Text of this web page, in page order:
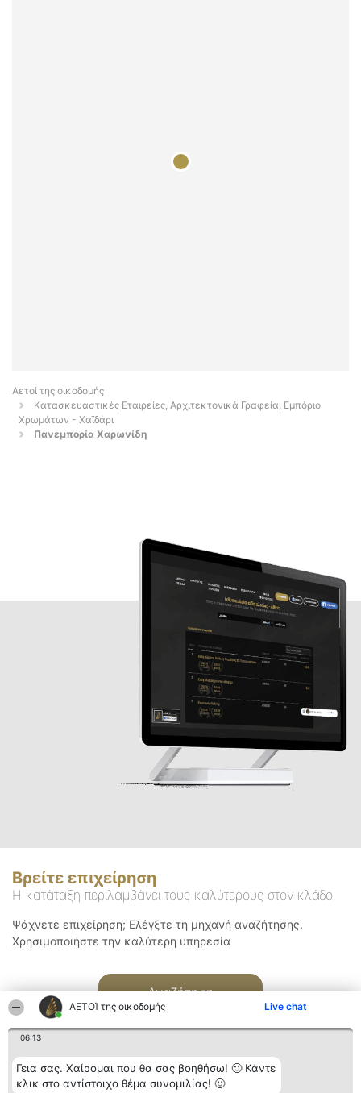
ΑΕΤΟΊ της οικοδομής Live chat
06:13
Γεια σας. Χαίρομαι που θα σας βοηθήσω! 🙂 Κάντε
κλικ στο αντίστοιχο θέμα συνομιλίας! 🙂
Αετοί της οικοδομής
Κατασκευαστικές Εταιρείες, Αρχιτεκτονικά Γραφεία, Εμπόριο
Χρωμάτων - Χαϊδάρι
Πανεμπορία Χαρωνίδη
Βρείτε επιχείρηση
Η κατάταξη περιλαμβάνει τους καλύτερους στον κλάδο
Ψάχνετε επιχείρηση; Ελέγξτε τη μηχανή αναζήτησης.
Χρησιμοποιήστε την καλύτερη υπηρεσία
Αναζήτηση